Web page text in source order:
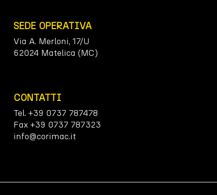
SEDE OPERATIVA
Via A. Merloni, 17/U
62024 Matelica (MC)
CONTATTI
Tel. +39 0737 787478
Fax +39 0737 787323
info@corimac.it